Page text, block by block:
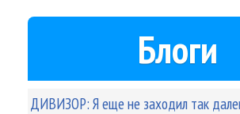
Блоги
ДИВИЗОР: Я еще не заходил так